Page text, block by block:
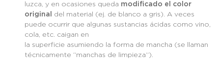
luzca, y en ocasiones queda modificado el color
original
del material (ej. de blanco a gris). A veces
puede ocurrir que algunas sustancias ácidas como vino,
cola, etc. caigan en
la superficie asumiendo la forma de mancha (se llaman
técnicamente “manchas de limpieza”).